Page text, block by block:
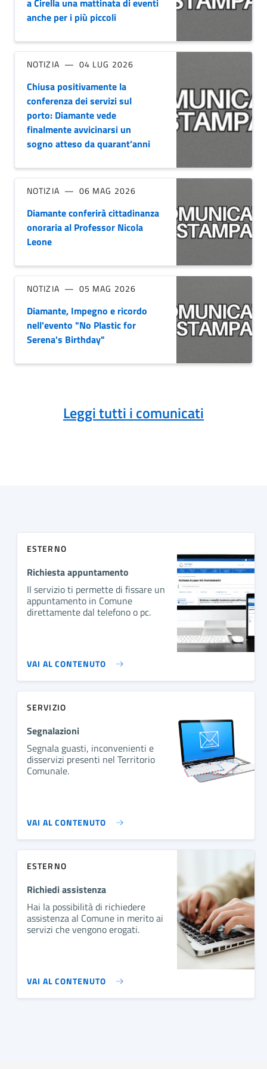
a Cirella una mattinata di eventi
anche per i più piccoli
NOTIZIA 04 LUG 2026
Chiusa positivamente la
conferenza dei servizi sul
porto: Diamante vede
finalmente avvicinarsi un
sogno atteso da quarant’anni
NOTIZIA 06 MAG 2026
Diamante conferirà cittadinanza
onoraria al Professor Nicola
Leone
NOTIZIA 05 MAG 2026
Diamante, Impegno e ricordo
nell'evento "No Plastic for
Serena's Birthday"
Leggi tutti i comunicati
ESTERNO
Richiesta appuntamento
Il servizio ti permette di fissare un
appuntamento in Comune
direttamente dal telefono o pc.
VAI AL CONTENUTO
SERVIZIO
Segnalazioni
Segnala guasti, inconvenienti e
disservizi presenti nel Territorio
Comunale.
VAI AL CONTENUTO
ESTERNO
Richiedi assistenza
Hai la possibilità di richiedere
assistenza al Comune in merito ai
servizi che vengono erogati.
VAI AL CONTENUTO